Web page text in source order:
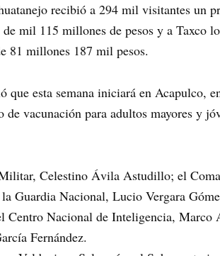
recibió a 294 mil visitantes un
mil 115 millones de pesos y a Taxco
81 millones 187 mil pesos.
esta semana iniciará en Acapulco,
vacunación para adultos mayores y
Celestino Ávila Astudillo; el
Guardia Nacional, Lucio Vergara
Centro Nacional de Inteligencia,
Fernández.